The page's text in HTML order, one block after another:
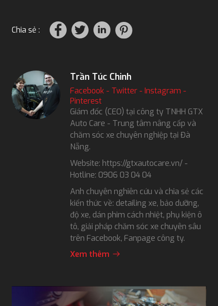
Chia sẻ :
Trần Túc Chinh
Facebook - Twitter - Instagram -
Pinterest
Giám đốc (CEO) tại công ty TNHH GTX
Auto Care - Trung tâm nâng cấp và
chăm sóc xe chuyên nghiệp tại Đà
Nẵng.
Website: https://gtxautocare.vn/ -
Hotline: 0906 03 04 04
Anh chuyên nghiên cứu và chia sẻ các
kiến thức về: detailing xe, bảo dưỡng,
độ xe, dán phim cách nhiệt, phụ kiện ô
tô, giải pháp chăm sóc xe chuyên sâu
trên Facebook, Fanpage công ty.
Xem thêm